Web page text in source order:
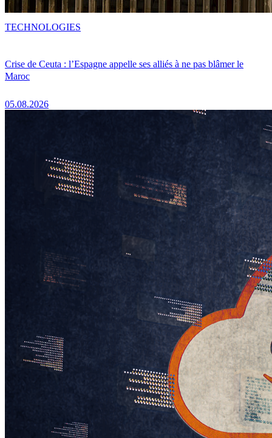
Crise de Ceuta : l’Espagne appelle ses alliés à ne pas blâmer le
Maroc
05.08.2026
TECHNOLOGIES